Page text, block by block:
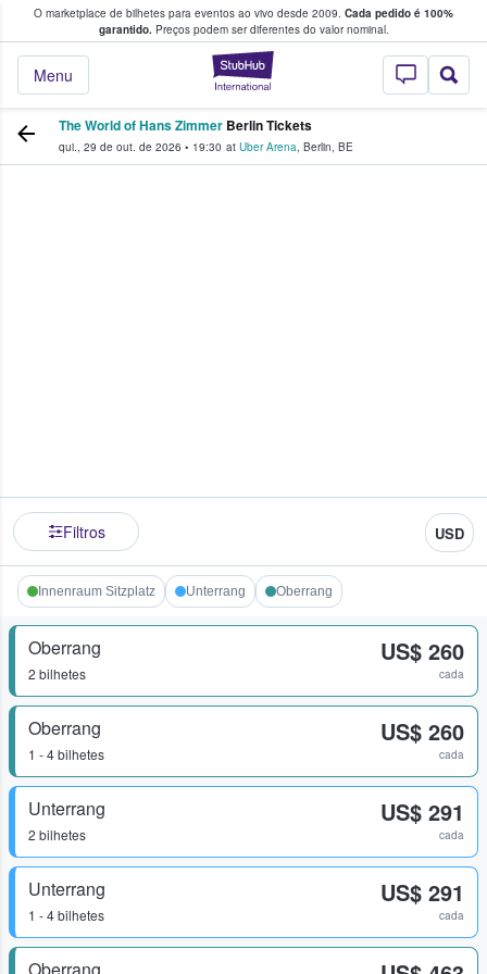
O marketplace de bilhetes para eventos ao vivo desde 2009. Cada pedido é 100%
garantido.Preços podem ser diferentes do valor nominal.
StubHub – onde
Menu
fãs compram e vendem bilhetes
The World of Hans Zimmer Berlin Tickets
qui., 29 de out. de 2026 • 19:30 at Uber Arena, Berlin, BE
Filtros USD
Innenraum Sitzplatz Unterrang Oberrang
Oberrang
2 bilhetes
US$ 260
cada
Oberrang
1 - 4 bilhetes
US$ 260
cada
Unterrang
2 bilhetes
US$ 291
cada
Unterrang
1 - 4 bilhetes
US$ 291
cada